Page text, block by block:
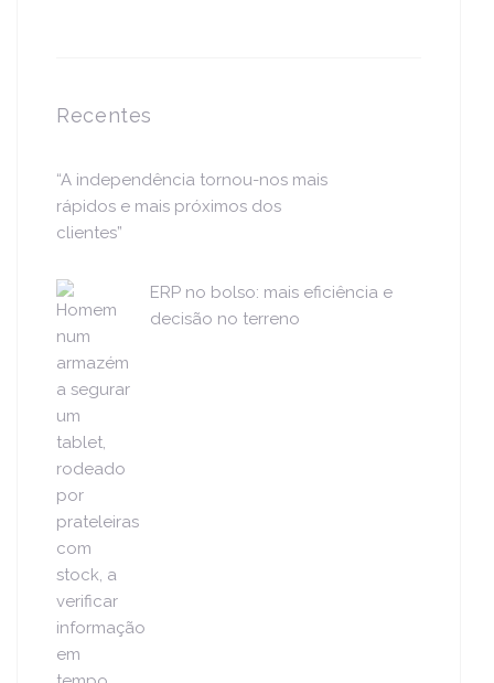
Recentes
“A independência tornou-nos mais
rápidos e mais próximos dos
clientes”
ERP no bolso: mais eficiência e
decisão no terreno